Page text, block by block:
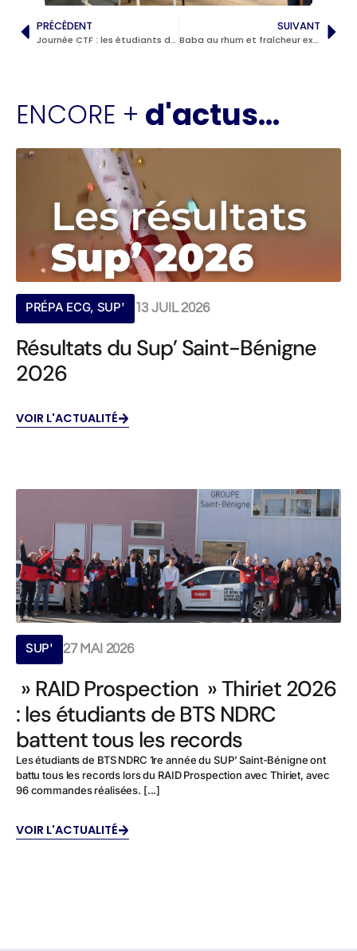
PRÉCÉDENT
Journée CTF : les étudiants de BTS SIO plongés au cœur de la cybersécurité
SUIVANT
Baba au rhum et fraîcheur exotique : les apprentis à l’épreuve du dessert à l’assiette
ENCORE + d'actus...
PRÉPA ECG, SUP' 13 JUIL 2026
Résultats du Sup’ Saint-Bénigne
2026
VOIR L'ACTUALITÉ
SUP' 27 MAI 2026
» RAID Prospection » Thiriet 2026
: les étudiants de BTS NDRC
battent tous les records
Les étudiants de BTS NDRC 1re année du SUP’ Saint-Bénigne ont
battu tous les records lors du RAID Prospection avec Thiriet, avec
96 commandes réalisées. [...]
VOIR L'ACTUALITÉ